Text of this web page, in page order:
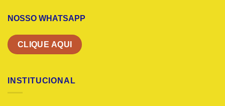
NOSSO WHATSAPP
CLIQUE AQUI
INSTITUCIONAL